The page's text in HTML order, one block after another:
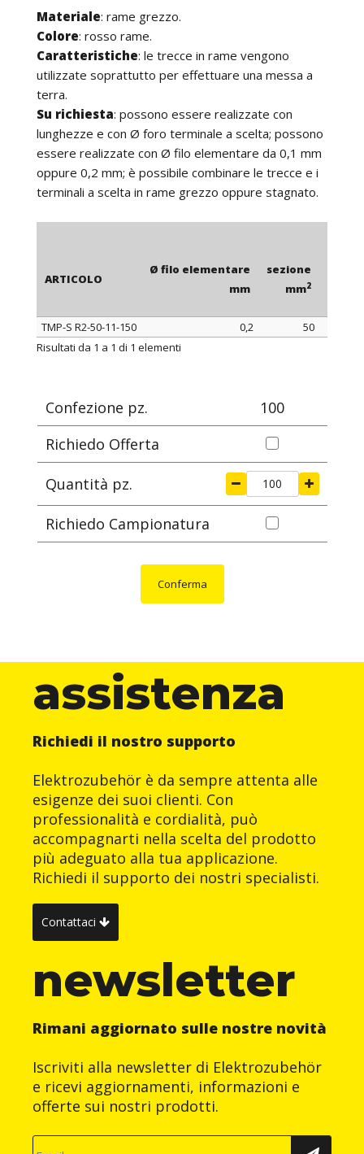
Materiale: rame grezzo.
Colore: rosso rame.
Caratteristiche: le trecce in rame vengono
utilizzate soprattutto per effettuare una messa a
terra.
Su richiesta: possono essere realizzate con
lunghezze e con Ø foro terminale a scelta; possono
essere realizzate con Ø filo elementare da 0,1 mm
oppure 0,2 mm; è possibile combinare le trecce e i
terminali a scelta in rame grezzo oppure stagnato.
ARTICOLO
Ø filo elementare
mm
sezione
mm2
ARTICOLO
Ø filo elementare
TMP-S R2-50-11-150 0,2 50
Risultati da 1 a 1 di 1 elementi
Confezione pz.
100
Richiedo Offerta
Quantità pz.
Richiedo Campionatura
Conferma
assistenza
Richiedi il nostro supporto
Elektrozubehör è da sempre attenta alle
esigenze dei suoi clienti. Con
professionalità e cordialità, può
accompagnarti nella scelta del prodotto
più adeguato alla tua applicazione.
Richiedi il supporto dei nostri specialisti.
Contattaci
newsletter
Rimani aggiornato sulle nostre novità
Iscriviti alla newsletter di Elektrozubehör
e ricevi aggiornamenti, informazioni e
offerte sui nostri prodotti.